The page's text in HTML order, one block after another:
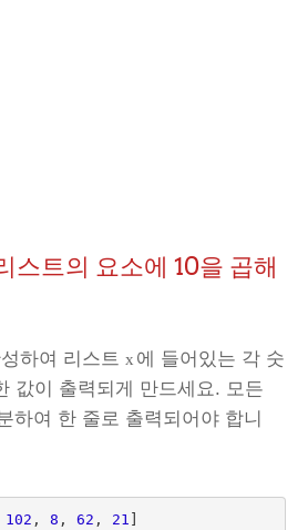
스트의 요소에 10을 곱해
하여 리스트 x 에 들어있는 각 숫
값이 출력되게 만드세요. 모든
하여 한 줄로 출력되어야 합니
102 , 8 , 62 , 21 ]